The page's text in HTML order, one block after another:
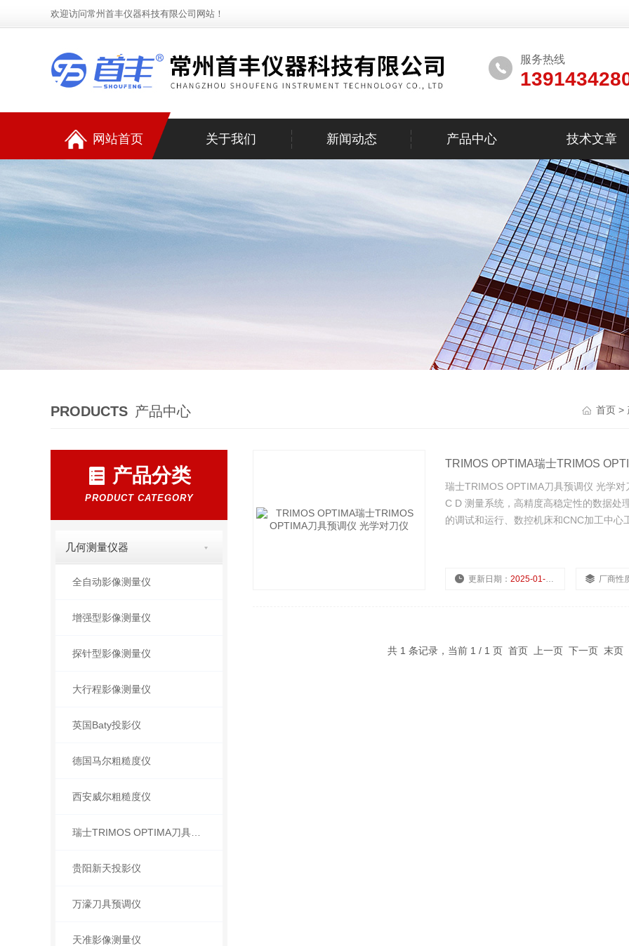
欢迎访问常州首丰仪器科技有限公司网站！
服务热线
网站首页 关于我们 新闻动态 产品中心 技术文章
PRODUCTS 产品中心 首页 >
产品分类
PRODUCT CATEGORY
几何测量仪器
全自动影像测量仪
增强型影像测量仪
探针型影像测量仪
大行程影像测量仪
英国Baty投影仪
德国马尔粗糙度仪
西安威尔粗糙度仪
瑞士TRIMOS OPTIMA刀具预调仪
贵阳新天投影仪
万濠刀具预调仪
天准影像测量仪
TRIMOS OPTIMA瑞士TRIMOS
瑞士TRIMOS OPTIMA刀具预调仪 光学
C D 测量系统，高精度高稳定性的数据处
的调试和运行、数控机床和CNC加工中心
更新日期： 2025-01-08 厂商性
共 1 条记录，当前 1 / 1 页 首页 上一页 下一页 末页